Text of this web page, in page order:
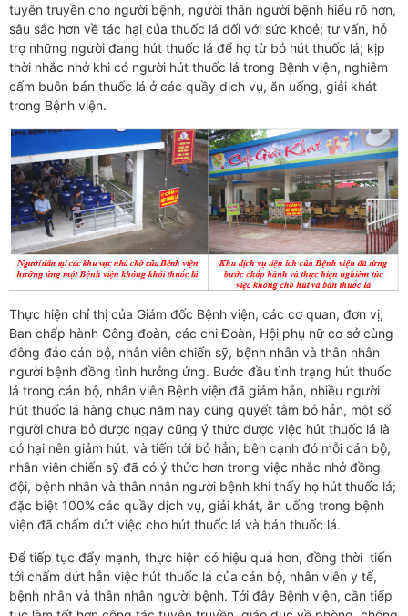
tuyên truyền cho người bệnh, người thân người bệnh hiểu rõ hơn,
sâu sắc hơn về tác hại của thuốc lá đối với sức khoẻ; tư vấn, hỗ
trợ những người đang hút thuốc lá để họ từ bỏ hút thuốc lá; kịp
thời nhắc nhở khi có người hút thuốc lá trong Bệnh viện, nghiêm
cấm buôn bán thuốc lá ở các quầy dịch vụ, ăn uống, giải khát
trong Bệnh viện.
Thực hiện chỉ thị của Giám đốc Bệnh viện, các cơ quan, đơn vị;
Ban chấp hành Công đoàn, các chi Đoàn, Hội phụ nữ cơ sở cùng
đông đảo cán bộ, nhân viên chiến sỹ, bệnh nhân và thân nhân
người bệnh đồng tình hưởng ứng. Bước đầu tình trạng hút thuốc
lá trong cán bộ, nhân viên Bệnh viện đã giảm hẳn, nhiều người
hút thuốc lá hàng chục năm nay cũng quyết tâm bỏ hẳn, một số
người chưa bỏ được ngay cũng ý thức được việc hút thuốc lá là
có hại nên giảm hút, và tiến tới bỏ hẳn; bên cạnh đó mỗi cán bộ,
nhân viên chiến sỹ đã có ý thức hơn trong việc nhắc nhở đồng
đội, bệnh nhân và thân nhân người bệnh khi thấy họ hút thuốc lá;
đặc biệt 100% các quầy dịch vụ, giải khát, ăn uống trong bệnh
viện đã chấm dứt việc cho hút thuốc lá và bán thuốc lá.
Để tiếp tục đẩy mạnh, thực hiện có hiệu quả hơn, đồng thời tiến
tới chấm dứt hẳn việc hút thuốc lá của cán bộ, nhân viên y tế,
bệnh nhân và thân nhân người bệnh. Tới đây Bệnh viện, cần tiếp